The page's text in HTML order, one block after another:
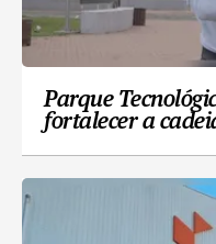
Parque
fortalecer a